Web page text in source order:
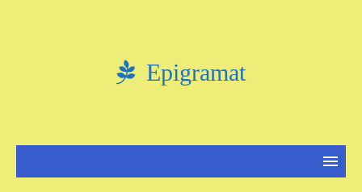
Epigramat